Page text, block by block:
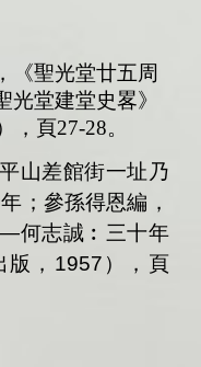
《聖光堂廿五周
光堂建堂史畧》
，頁27-28。
山差館街一址乃
年；參孫得恩編，
—何志誠︰三十年
， 1957 ），頁